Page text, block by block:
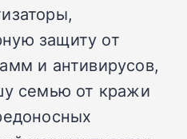
защиту от
и антивирусов,
семью от кражи